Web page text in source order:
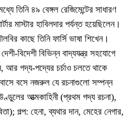
তিনি ৪৯ বেঙ্গল রেজিমেন্টের সাধারণ
মাস্টার হাবিলদার পর্যন্ত হয়েছিলেন।
কাছে তিনি ফার্সি ভাষা শিখেন।
বিদেশী বিভিন্ন বাদ্যযন্ত্র সহযোগে
আর গদ্য-পদ্যের চর্চাও চলতে থাকে
বসে নজরুল যে রচনাগুলো সম্পন্ন
আত্মকাহিনী (প্রথম গদ্য রচনা),
গল্প: হেনা, ব্যথার দান, মেহের নেগার,